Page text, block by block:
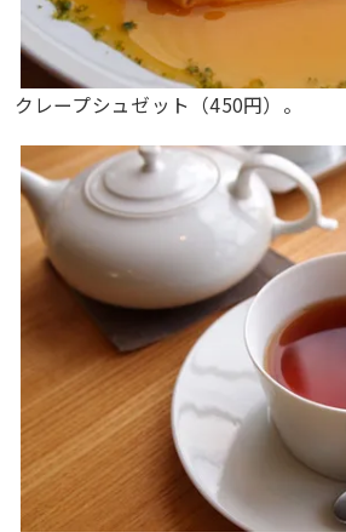
クレープシュゼット（450円）。